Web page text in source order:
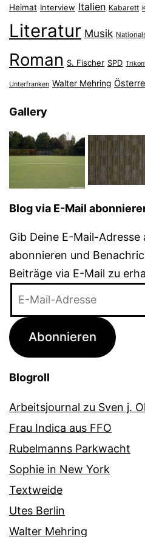
Heimat Interview Italien Kabarett
Literatur Musik
Roman S. Fischer SPD
Unterfranken Walter Mehring
Gallery
Blog via E-Mail
Gib Deine E-Mail-Adresse
abonnieren und
Beiträge via E-Mail zu
Adresse
Abonnieren
Blogroll
Arbeitsjournal zu Sven j.
Frau Indica aus FFO
Rubelmanns Parkwacht
Sophie in New York
Textweide
Utes Berlin
Walter Mehring